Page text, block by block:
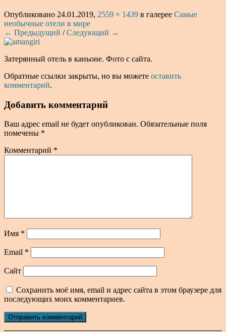
Опубликовано 24.01.2019, 2559 × 1439 в галерее Самые
необычные отели в мире
← Предыдущий /Следующий →
Затерянный отель в каньоне. Фото с сайта.
Обратные ссылки закрыты, но вы можете оставить
комментарий.
Добавить комментарий
Ваш адрес email не будет опубликован. Обязательные поля
помечены *
Комментарий *
Имя *
Email *
Сайт
Сохранить моё имя, email и адрес сайта в этом браузере для
последующих моих комментариев.